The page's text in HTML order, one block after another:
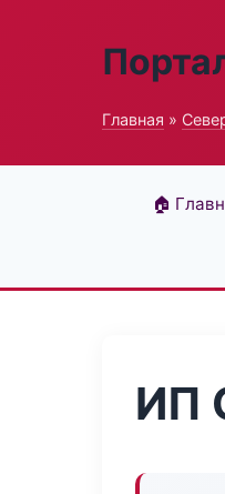
Главная »
🏠
ИП